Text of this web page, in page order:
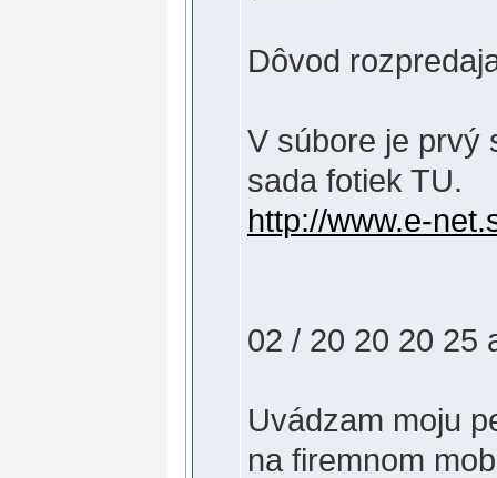
Dôvod
V súbore je prvý
sada fotiek TU.
http://www.e-
02 / 20 20 20 25
Uvádzam moju
na firemnom